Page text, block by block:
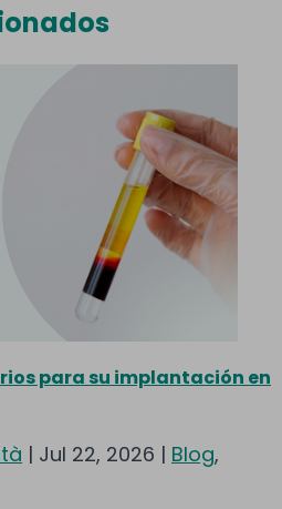
para su implantación en
| Jul 22, 2026 | Blog,